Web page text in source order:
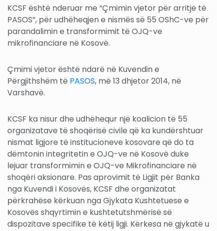
KCSF është nderuar me “Çmimin vjetor për arritje të
PASOS”, për udhëheqjen e nismës së 55 OShC-ve për
parandalimin e transformimit të OJQ-ve
mikrofinanciare në Kosovë.
Çmimi vjetor është ndarë në Kuvendin e
Përgjithshëm të PASOS, më 13 dhjetor 2014, në
Varshavë.
KCSF ka nisur dhe udhëhequr një koalicion të 55
organizatave të shoqërisë civile që ka kundërshtuar
nismat ligjore të institucioneve kosovare që do ta
dëmtonin integritetin e OJQ-ve në Kosovë duke
lejuar transformimin e OJQ-ve Mikrofinanciare në
shoqëri aksionare. Pas aprovimit të Ligjit për Banka
nga Kuvendi i Kosovës, KCSF dhe organizatat
përkrahëse kërkuan nga Gjykata Kushtetuese e
Kosovës shqyrtimin e kushtetutshmërisë së
dispozitave specifike të këtij ligji. Kërkesa në gjykatë u